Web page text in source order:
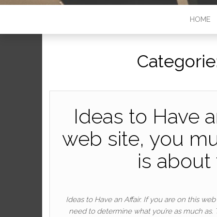
HOME
Ideas to Have
web site, you
is
Ideas to Have an Affair. If you are on this
need to determine what you’re as much